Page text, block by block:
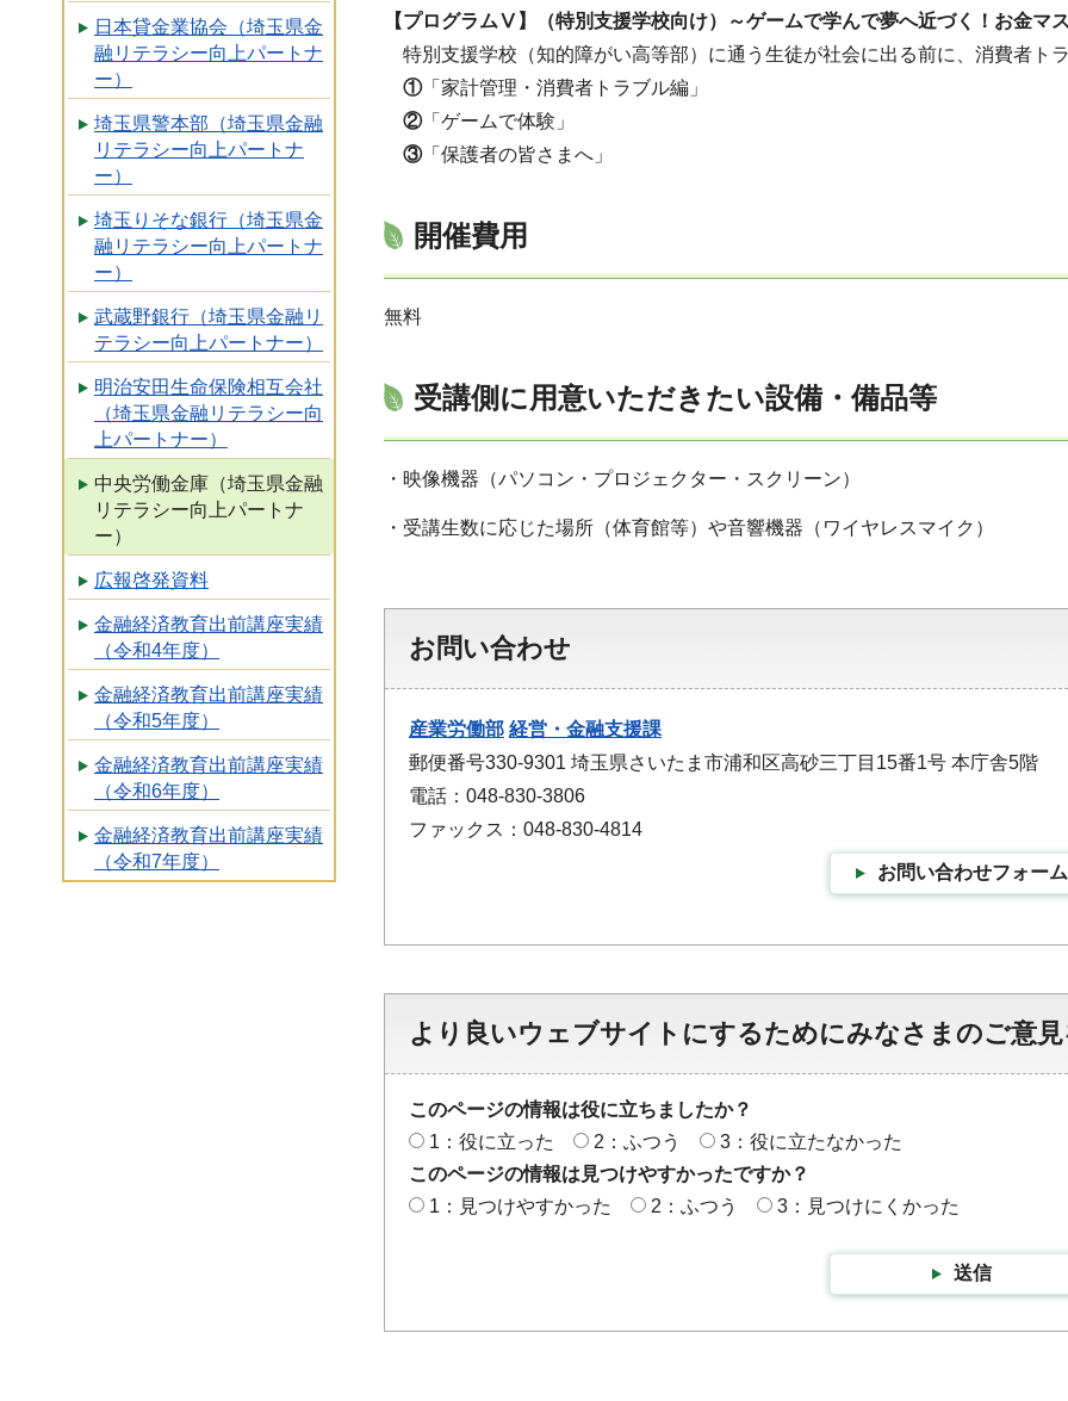
日本貸金業協会（埼玉県金
融リテラシー向上パートナ
ー）
埼玉県警本部（埼玉県金融
リテラシー向上パートナ
ー）
埼玉りそな銀行（埼玉県金
融リテラシー向上パートナ
ー）
武蔵野銀行（埼玉県金融リ
テラシー向上パートナー）
明治安田生命保険相互会社
（埼玉県金融リテラシー向
上パートナー）
中央労働金庫（埼玉県金融
リテラシー向上パートナ
ー）
広報啓発資料
金融経済教育出前講座実績
（令和4年度）
金融経済教育出前講座実績
（令和5年度）
金融経済教育出前講座実績
（令和6年度）
金融経済教育出前講座実績
（令和7年度）
【プログラムⅤ】（特別支援学校向け）～ゲームで学んで夢へ近づく！お金マ
特別支援学校（知的障がい高等部）に通う生徒が社会に出る前に、消費者ト
①「家計管理・消費者トラブル編」
②「ゲームで体験」
③「保護者の皆さまへ」
開催費用
無料
受講側に用意いただきたい設備・備品等
・映像機器（パソコン・プロジェクター・スクリーン）
・受講生数に応じた場所（体育館等）や音響機器（ワイヤレスマイク）
お問い合わせ
産業労働部 経営・金融支援課
郵便番号330-9301 埼玉県さいたま市浦和区高砂三丁目15番1号 本庁舎5階
電話：048-830-3806
ファックス：048-830-4814
お問い合わせフォーム
より良いウェブサイトにするためにみなさまのご意
このページの情報は役に立ちましたか？
1：役に立った
2：ふつう
3：役に立たなかった
このページの情報は見つけやすかったですか？
1：見つけやすかった
2：ふつう 3：見つけにくかった
送信